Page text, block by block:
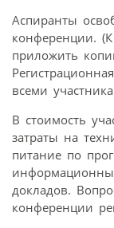
Аспиранты
конференции.
приложить
всеми
В стоимость
затраты на
питание по
докладов.
конференции